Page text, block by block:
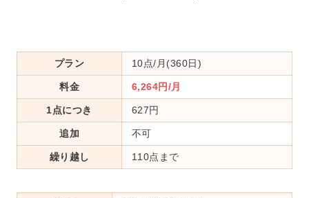
プラン 10点/月(360日)
料金 6,264円/月
1点につき 627円
追加 不可
繰り越し 110点まで